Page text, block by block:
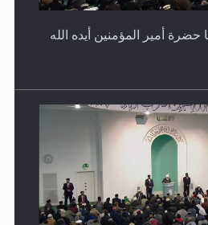
حضرة أمير المؤمنين أيده الله